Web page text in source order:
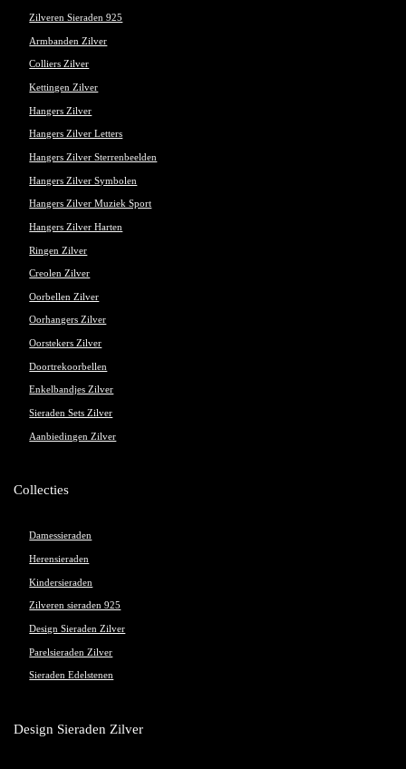
Zilveren Sieraden 925
Armbanden Zilver
Colliers Zilver
Kettingen Zilver
Hangers Zilver
Hangers Zilver Letters
Hangers Zilver Sterrenbeelden
Hangers Zilver Symbolen
Hangers Zilver Muziek Sport
Hangers Zilver Harten
Ringen Zilver
Creolen Zilver
Oorbellen Zilver
Oorhangers Zilver
Oorstekers Zilver
Doortrekoorbellen
Enkelbandjes Zilver
Sieraden Sets Zilver
Aanbiedingen Zilver
Collecties
Damessieraden
Herensieraden
Kindersieraden
Zilveren sieraden 925
Design Sieraden Zilver
Parelsieraden Zilver
Sieraden Edelstenen
Design Sieraden Zilver